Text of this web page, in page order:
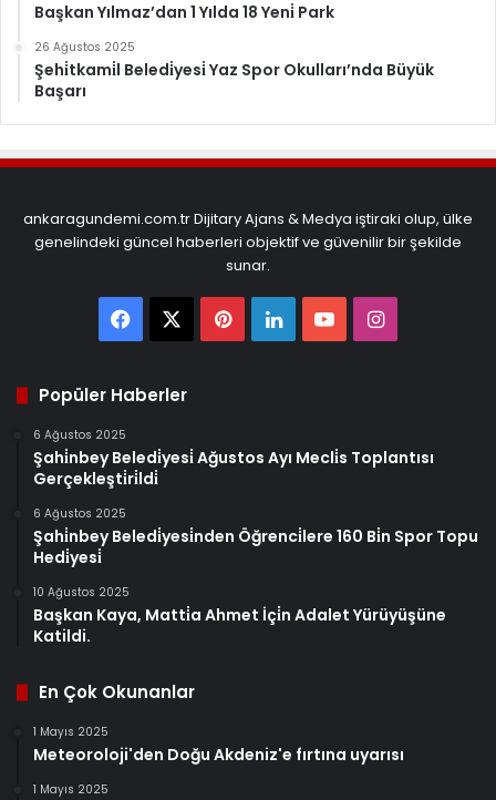
Başkan Yılmaz’dan 1 Yılda 18 Yeni̇ Park
26 Ağustos 2025
Şehi̇tkami̇l Beledi̇yesi̇ Yaz Spor Okulları’nda Büyük
Başarı
ankaragundemi.com.tr Dijitary Ajans & Medya iştiraki olup, ülke
genelindeki güncel haberleri objektif ve güvenilir bir şekilde
sunar.
FacebookPinterest
LinkedInYouTubeInstagram
Popüler Haberler
6 Ağustos 2025
Şahi̇nbey Beledi̇yesi̇ Ağustos Ayı Mecli̇s Toplantısı
Gerçekleşti̇ri̇ldi̇
6 Ağustos 2025
Şahi̇nbey Beledi̇yesi̇nden Öğrenci̇lere 160 Bi̇n Spor Topu
Hedi̇yesi̇
10 Ağustos 2025
Başkan Kaya, Matti̇a Ahmet İçi̇n Adalet Yürüyüşüne
Katildi.
En Çok Okunanlar
1 Mayıs 2025
Meteoroloji'den Doğu Akdeniz'e fırtına uyarısı
1 Mayıs 2025